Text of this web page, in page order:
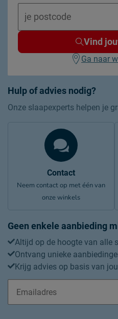
Hulp of advies nodig?
Onze slaapexperts helpen je
Contact
Neem contact op met één van
onze winkels
Geen enkele aanbieding
Altijd op de hoogte van alle
Ontvang unieke
Krijg advies op basis van
Vind
Ga naar